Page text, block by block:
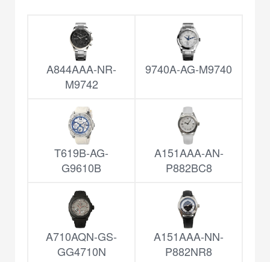
A844AAA-NR-
M9742
9740A-AG-M9740
T619B-AG-
G9610B
A151AAA-AN-
P882BC8
A710AQN-GS-
GG4710N
A151AAA-NN-
P882NR8